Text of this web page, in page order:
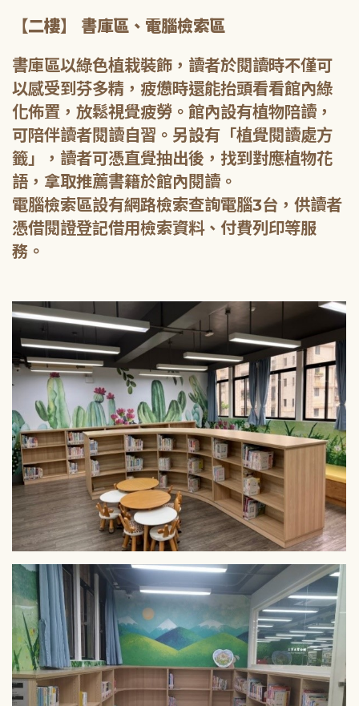
【二樓】 書庫區、電腦檢索區
書庫區以綠色植栽裝飾，讀者於閱讀時不僅可
以感受到芬多精，疲憊時還能抬頭看看館內綠
化佈置，放鬆視覺疲勞。館內設有植物陪讀，
可陪伴讀者閱讀自習。另設有「植覺閱讀處方
籤」，讀者可憑直覺抽出後，找到對應植物花
語，拿取推薦書籍於館內閱讀。
電腦檢索區設有網路檢索查詢電腦3台，供讀者
憑借閱證登記借用檢索資料、付費列印等服
務。